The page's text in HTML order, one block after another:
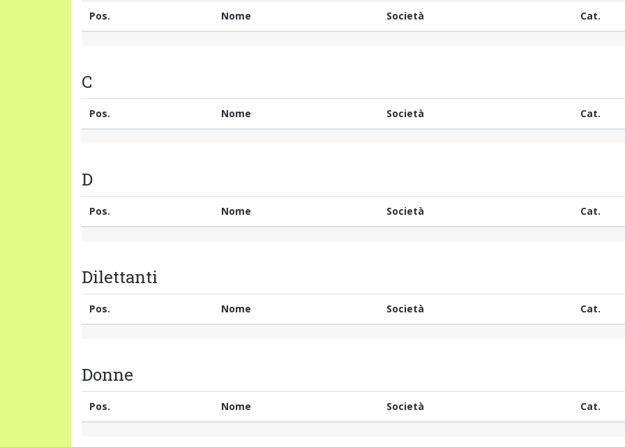
Pos. Nome Società Cat.
C
Pos. Nome Società Cat.
D
Pos. Nome Società Cat.
Dilettanti
Pos. Nome Società Cat.
Donne
Pos. Nome Società Cat.